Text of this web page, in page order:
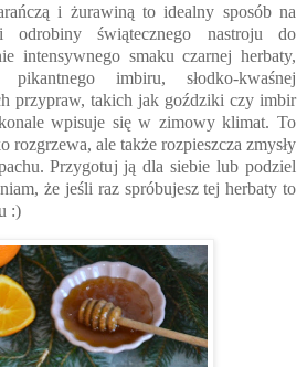
i żurawiną to idealny sposób na
odrobiny świątecznego nastroju do
intensywnego smaku czarnej herbaty,
pikantnego imbiru, słodko-kwaśnej
przypraw, takich jak goździki czy imbir
wpisuje się w zimowy klimat. To
rozgrzewa, ale także rozpieszcza zmysły
Przygotuj ją dla siebie lub podziel
że jeśli raz spróbujesz tej herbaty to
:)